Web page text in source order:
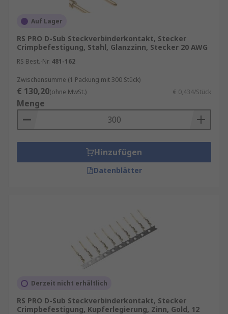
Auf Lager
RS PRO D-Sub Steckverbinderkontakt, Stecker
Crimpbefestigung, Stahl, Glanzzinn, Stecker 20 AWG
RS Best.-Nr. 481-162
Zwischensumme (1 Packung mit 300 Stück)
€ 130,20(ohne MwSt.) € 0,434/Stück
Menge
Hinzufügen
Datenblätter
Derzeit nicht erhältlich
RS PRO D-Sub Steckverbinderkontakt, Stecker
Crimpbefestigung, Kupferlegierung, Zinn, Gold, 12